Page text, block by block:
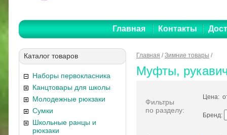
Главная Контакты
Каталог товаров
Наборы первокласника
Канцтовары для школы
Молодежные рюкзаки
Сумки
Школьные ранцы и
рюкзаки
Главная /Зимние товары /
Муфты,
Фильтры
по разделу:
Цена:
Бренд: